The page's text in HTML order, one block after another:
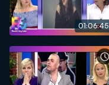
01:06:45